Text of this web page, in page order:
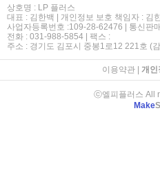
상호명 : LP 플러스
대표 : 김한백 | 개인정보 보호 책임자 : 김
사업자등록번호 :109-28-62476 | 통신판
전화 : 031-988-5854 | 팩스 :
주소 : 경기도 김포시 중봉1로12 221호 (
이용약관| 개인
ⓒ엘피플러스 All
Make